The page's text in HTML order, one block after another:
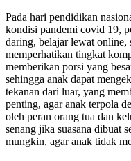
Pada hari pendidikan
kondisi pandemi covid 19,
daring, belajar lewat online,
memperhatikan tingkat
memberikan porsi yang
sehingga anak dapat
tekanan dari luar, yang
penting, agar anak terpola
oleh peran orang tua dan
senang jika suasana dibuat
mungkin, agar anak tidak